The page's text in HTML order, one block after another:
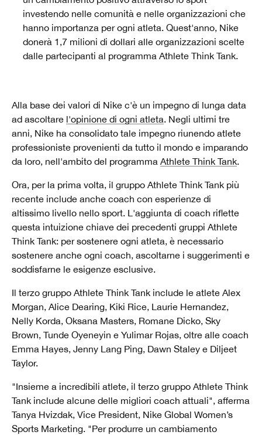
investendo nelle comunità e nelle organizzazioni che
hanno importanza per ogni atleta. Quest'anno, Nike
donerà 1,7 milioni di dollari alle organizzazioni scelte
dalle partecipanti al programma Athlete Think Tank.
Alla base dei valori di Nike c'è un impegno di lunga data
ad ascoltare l'opinione di ogni atleta. Negli ultimi tre
anni, Nike ha consolidato tale impegno riunendo atlete
professioniste provenienti da tutto il mondo e imparando
da loro, nell'ambito del programma Athlete Think Tank.
Ora, per la prima volta, il gruppo Athlete Think Tank più
recente include anche coach con esperienze di
altissimo livello nello sport. L'aggiunta di coach riflette
questa intuizione chiave dei precedenti gruppi Athlete
Think Tank: per sostenere ogni atleta, è necessario
sostenere anche ogni coach, ascoltarne i suggerimenti e
soddisfarne le esigenze esclusive.
Il terzo gruppo Athlete Think Tank include le atlete Alex
Morgan, Alice Dearing, Kiki Rice, Laurie Hernandez,
Nelly Korda, Oksana Masters, Romane Dicko, Sky
Brown, Tunde Oyeneyin e Yulimar Rojas, oltre alle coach
Emma Hayes, Jenny Lang Ping, Dawn Staley e Diljeet
Taylor.
"Insieme a incredibili atlete, il terzo gruppo Athlete Think
Tank include alcune delle migliori coach attuali", afferma
Tanya Hvizdak, Vice President, Nike Global Women’s
Sports Marketing. "Per produrre un cambiamento